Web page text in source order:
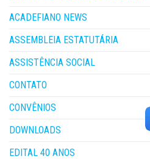
ACADEFIANO NEWS
ASSEMBLEIA ESTATUTÁRIA
ASSISTÊNCIA SOCIAL
CONTATO
CONVÊNIOS
DOWNLOADS
EDITAL 40 ANOS